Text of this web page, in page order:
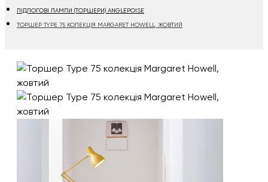
ПІДЛОГОВІ ЛАМПИ (ТОРШЕРИ) ANGLEPOISE
ТОРШЕР TYPE 75 КОЛЕКЦІЯ MARGARET HOWELL, ЖОВТИЙ